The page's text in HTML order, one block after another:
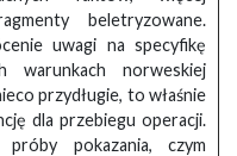
beletryzowane.
uwagi na specyfikę
warunkach norweskiej
przydługie, to właśnie
dla przebiegu operacji.
pokazania, czym